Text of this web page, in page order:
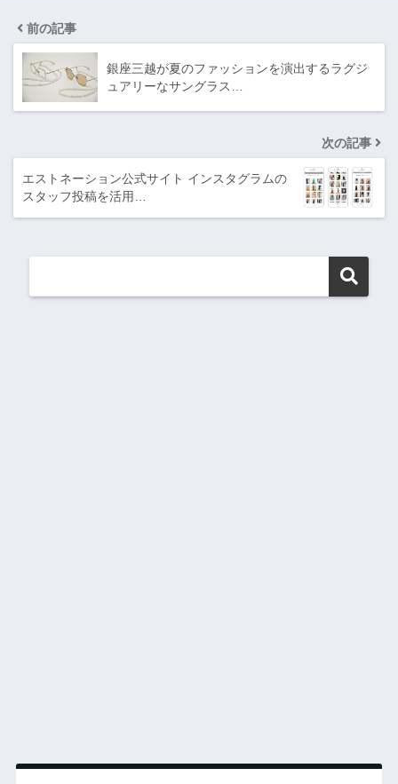
前の記事
銀座三越が夏のファッションを演出するラグジ
ュアリーなサングラス…
次の記事
エストネーション公式サイト インスタグラムの
スタッフ投稿を活用…